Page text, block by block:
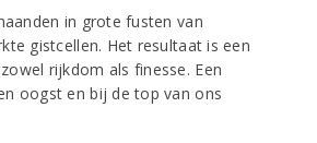
in grote fusten van
gistcellen. Het resultaat is een
rijkdom als finesse. Een
oogst en bij de top van ons